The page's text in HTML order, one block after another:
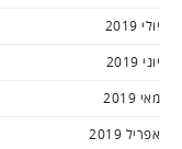
יולי 2019
יוני 2019
מאי 2019
אפריל 2019